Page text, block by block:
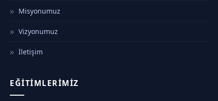
Misyonumuz
Vizyonumuz
İletişim
EĞITIMLERIMIZ